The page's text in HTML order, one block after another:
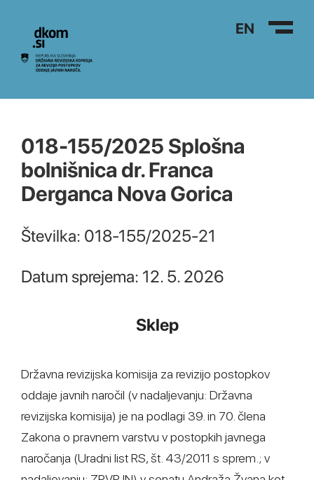
Na vsebino EN
018-155/2025 Splošna
bolnišnica dr. Franca
Derganca Nova Gorica
Številka: 018-155/2025-21
Datum sprejema: 12. 5. 2026
Sklep
Državna revizijska komisija za revizijo postopkov
oddaje javnih naročil (v nadaljevanju: Državna
revizijska komisija) je na podlagi 39. in 70. člena
Zakona o pravnem varstvu v postopkih javnega
naročanja (Uradni list RS, št. 43/2011 s sprem.; v